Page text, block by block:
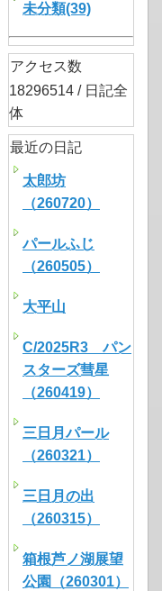
未分類(39)
アクセス数
18296514 / 日記全
体
最近の日記
太郎坊
（260720）
パールふじ
（260505）
大平山
C/2025R3 パン
スターズ彗星
（260419）
三日月パール
（260321）
三日月の出
（260315）
箱根芦ノ湖展望
公園（260301）